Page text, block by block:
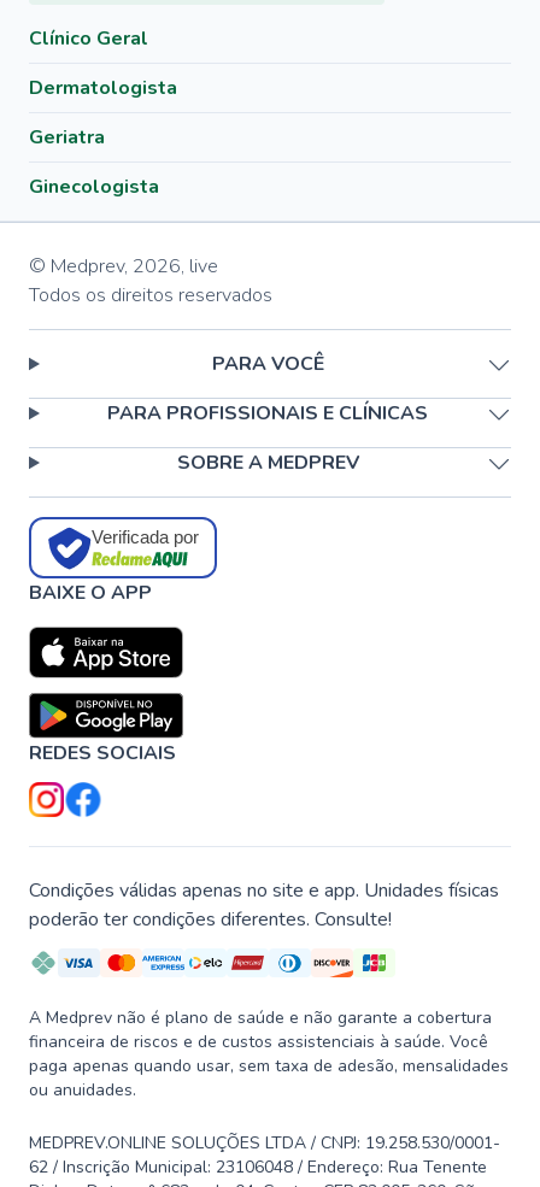
Clínico Geral
Dermatologista
Geriatra
Ginecologista
© Medprev, 2026, live
Todos os direitos reservados
PARA VOCÊ
PARA PROFISSIONAIS E CLÍNICAS
SOBRE A MEDPREV
Verificada por
BAIXE O APP
REDES SOCIAIS
Condições válidas apenas no site e app. Unidades físicas
poderão ter condições diferentes. Consulte!
A Medprev não é plano de saúde e não garante a cobertura
financeira de riscos e de custos assistenciais à saúde. Você
paga apenas quando usar, sem taxa de adesão, mensalidades
ou anuidades.
MEDPREV.ONLINE SOLUÇÕES LTDA / CNPJ: 19.258.530/0001-
62 / Inscrição Municipal: 23106048 / Endereço: Rua Tenente